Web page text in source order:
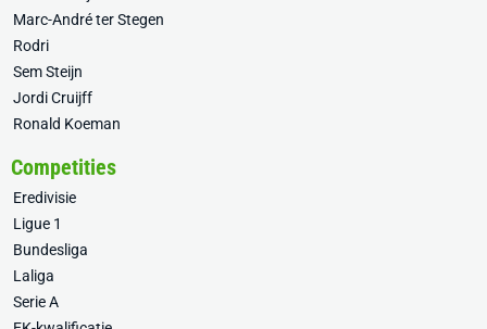
Marc-André ter Stegen
Rodri
Sem Steijn
Jordi Cruijff
Ronald Koeman
Competities
Eredivisie
Ligue 1
Bundesliga
Laliga
Serie A